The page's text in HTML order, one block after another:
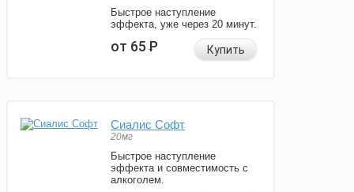
Быстрое наступление
эффекта, уже через 20 минут.
от 65Р Купить
Сиалис Софт
20мг
Быстрое наступление
эффекта и совместимость с
алкоголем.